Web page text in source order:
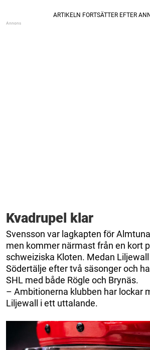
Kvadrupel klar
Svensson var lagkapten för
men kommer närmast från en kort
schweiziska Kloten. Medan
Södertälje efter två säsonger och
SHL med både Rögle och Brynäs.
– Ambitionerna klubben har lockar
Liljewall i ett uttalande.